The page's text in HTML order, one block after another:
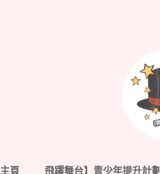
主頁 飛躍舞台】青少年提升計劃